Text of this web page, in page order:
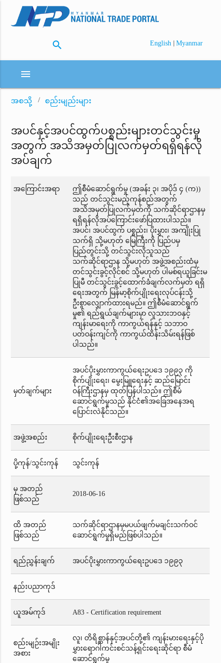
search English | Myanmar
menu
အစသို့ စည်းမျည်းများ
အပင်နှင့်အပင်ထွက်ပစ္စည်းများတင်သွင်းမှု
အတွက် အသိအမှတ်ပြုလက်မှတ်ရရှိရန်လို
အပ်ချက်
အကြောင်းအရာ
ဤစီမံဆောင်ရွက်မှု (အခန်း ၃၊ အပိုဒ် ၄ (က))
သည် တင်သွင်းမည့်ကုန်စည်အတွက်
အသိအမှတ်ပြုလက်မှတ်ကို သက်ဆိုင်ရာဌာနမှ
ရရှိရန်လိုအပ်ကြောင်းဖော်ပြထားပါသည်။
အပင်၊ အပင်ထွက် ပစ္စည်း၊ ပိုးမွှား၊ အကျိုးပြု
သက်ရှိ သို့မဟုတ် မြေကြီးကို ပြည်ပမှ
ပြည်တွင်းသို့ တင်သွင်းလိုသူသည်
သက်ဆိုင်ရာဌာန သို့မဟုတ် အဖွဲ့အစည်းထံမှ
တင်သွင်းခွင့်လိုင်စင် သို့မဟုတ် ပါမစ်ရယူခြင်းမ
ပြုမီ တင်သွင်းခွင့်ထောက်ခံချက်လက်မှတ် ရရှိ
ရေးအတွက် မြန်မာ့စိုက်ပျိုးရေးလုပ်ငန်းသို့
ဦးစွာလျှောက်ထားရမည်။ ဤစီမံဆောင်ရွက်
မှု၏ ရည်ရွယ်ချက်များမှာ လူသားဘဝနှင့်
ကျန်းမာရေးကို ကာကွယ်ရန်နှင့် သဘာဝ
ပတ်ဝန်းကျင်ကို ကာကွယ်ထိန်းသိမ်းရန်ဖြစ်
ပါသည်။
မှတ်ချက်များ
အပင်ပိုးမွှားကာကွယ်ရေးဥပဒေ ၁၉၉၃ ကို
စိုက်ပျိုးရေး၊ မွေးမြူရေးနှင့် ဆည်မြောင်း
ဝန်ကြီးဌာနမှ ထုတ်ပြန်ပါသည်။ ဤစီမံ
ဆောင်ရွက်မှုသည် နိုင်ငံ၏အခြေအနေအရ
ပြောင်းလဲနိုင်သည်။
အဖွဲ့အစည်း စိုက်ပျိုးရေးဦးစီးဌာန
ပို့ကုန်/သွင်းကုန် သွင်းကုန်
မှ အတည်
ဖြစ်သည်
2018-06-16
ထိ အတည်
ဖြစ်သည်
သက်ဆိုင်ရာဌာနမှမပယ်ဖျက်မချင်းသက်ဝင်
ဆောင်ရွက်မှုရှိမည်ဖြစ်ပါသည်။
ရည်ညွှန်းချက် အပင်ပိုးမွှားကာကွယ်ရေးဥပဒေ ၁၉၉၃
နည်းပညာကုဒ်
ယူအမ်ကုဒ် A83 - Certification requirement
စည်းမျဉ်းအမျိုး
အစား
လူ၊ တိရိစ္ဆာန်နှင့်အပင်တို့၏ ကျန်းမားရေးနှင့်ပို
မွှားရောဂါကင်းစင်သန့်ရှင်းရေးဆိုင်ရာ စီမံ
ဆောင်ရွက်မှု